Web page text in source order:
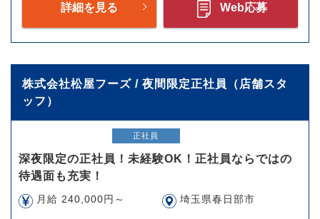
詳細を見る Web応募
株式会社松屋フーズ / 夜間限定正社員（店舗スタ
ッフ）
正社員
深夜限定の正社員！未経験OK！正社員ならではの
待遇面も充実！
月給 240,000円～ 埼玉県春日部市